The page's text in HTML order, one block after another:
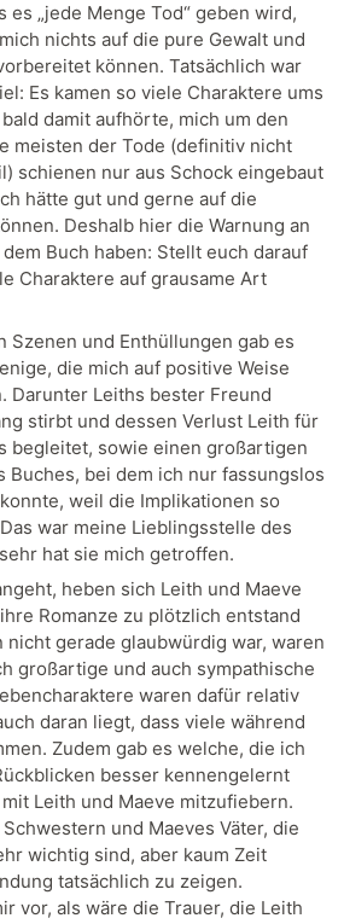
es „jede Menge Tod“ geben wird,
nichts auf die pure Gewalt und
können. Tatsächlich war
Es kamen so viele Charaktere ums
damit aufhörte, mich um den
meisten der Tode (definitiv nicht
schienen nur aus Schock eingebaut
hätte gut und gerne auf die
Deshalb hier die Warnung an
Buch haben: Stellt euch darauf
Charaktere auf grausame Art
Szenen und Enthüllungen gab es
die mich auf positive Weise
Darunter Leiths bester Freund
stirbt und dessen Verlust Leith für
begleitet, sowie einen großartigen
Buches, bei dem ich nur fassungslos
weil die Implikationen so
war meine Lieblingsstelle des
hat sie mich getroffen.
heben sich Leith und Maeve
Romanze zu plötzlich entstand
nicht gerade glaubwürdig war, waren
großartige und auch sympathische
waren dafür relativ
daran liegt, dass viele während
Zudem gab es welche, die ich
besser kennengelernt
Leith und Maeve mitzufiebern.
und Maeves Väter, die
wichtig sind, aber kaum Zeit
tatsächlich zu zeigen.
vor, als wäre die Trauer, die Leith